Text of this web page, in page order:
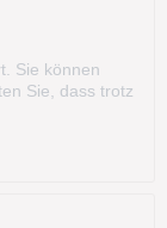
Sie können
Sie, dass trotz